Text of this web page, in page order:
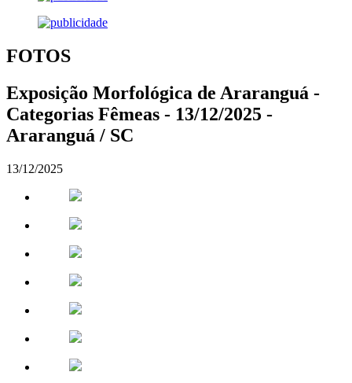
FOTOS
Exposição Morfológica de Araranguá -
Categorias Fêmeas - 13/12/2025 -
Araranguá / SC
13/12/2025